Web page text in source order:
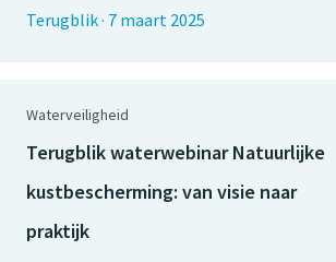
Terugblik· 7 maart 2025
Waterveiligheid
Terugblik waterwebinar Natuurlijke
kustbescherming: van visie naar
praktijk